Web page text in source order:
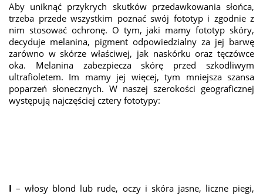
Aby uniknąć przykrych skutków przedawkowania słońca,
trzeba przede wszystkim poznać swój fototyp i zgodnie z
nim stosować ochronę. O tym, jaki mamy fototyp skóry,
decyduje melanina, pigment odpowiedzialny za jej barwę
zarówno w skórze właściwej, jak naskórku oraz tęczówce
oka. Melanina zabezpiecza skórę przed szkodliwym
ultrafioletem. Im mamy jej więcej, tym mniejsza szansa
poparzeń słonecznych. W naszej szerokości geograficznej
występują najczęściej cztery fototypy:
I – włosy blond lub rude, oczy i skóra jasne, liczne piegi,